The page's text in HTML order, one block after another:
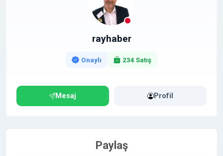
rayhaber
Onaylı 234 Satış
Mesaj Profil
Paylaş